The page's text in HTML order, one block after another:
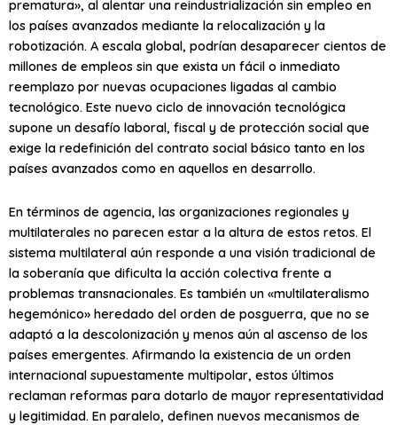
prematura», al alentar una reindustrialización sin empleo en
los países avanzados mediante la relocalización y la
robotización. A escala global, podrían desaparecer cientos de
millones de empleos sin que exista un fácil o inmediato
reemplazo por nuevas ocupaciones ligadas al cambio
tecnológico. Este nuevo ciclo de innovación tecnológica
supone un desafío laboral, fiscal y de protección social que
exige la redefinición del contrato social básico tanto en los
países avanzados como en aquellos en desarrollo.
En términos de agencia, las organizaciones regionales y
multilaterales no parecen estar a la altura de estos retos. El
sistema multilateral aún responde a una visión tradicional de
la soberanía que dificulta la acción colectiva frente a
problemas transnacionales. Es también un «multilateralismo
hegemónico» heredado del orden de posguerra, que no se
adaptó a la descolonización y menos aún al ascenso de los
países emergentes. Afirmando la existencia de un orden
internacional supuestamente multipolar, estos últimos
reclaman reformas para dotarlo de mayor representatividad
y legitimidad. En paralelo, definen nuevos mecanismos de